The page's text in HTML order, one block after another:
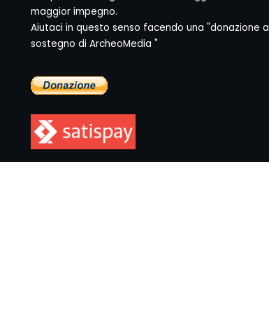
maggior impegno.
Aiutaci in questo senso facendo una "donazione a
sostegno di ArcheoMedia "